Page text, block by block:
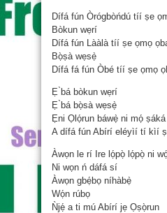
Dífá fún Òrógbòńdú tíí ṣe
Bòkun wẹrí
Dífá fún Lààlà tíí ṣe ọmọ
Bọ̀ṣà wẹsẹ̀
Dífá fá fún Òbé tíí ṣe ọmọ
Ẹ ̀bá bòkun wẹrí
Ẹ ̀bá bọ̀sà wẹsẹ̀
Ẹni Ọlọ́run báwẹ̀ ni mọ́
A dífá fún Abírí eléyìí tí kìí
Àwọn le rí Ire lọ́pọ̀ lọ́pọ̀ ni
Ni wọn ń dáfá sí
Àwọn gbẹ́bọ níhàbẹ̀
Wọ́n rúbọ
Ǹjẹ́ a ti mú Abírí jẹ Ọṣọ̀run